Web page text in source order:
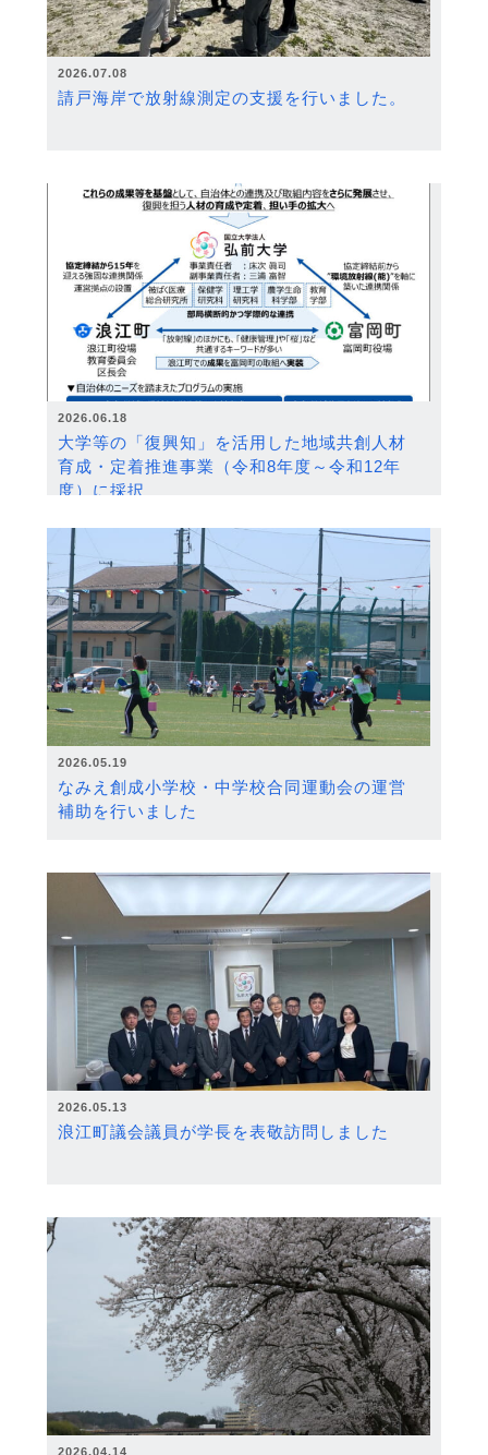
2026.07.08
請戸海岸で放射線測定の支援を行いました。
2026.06.18
大学等の「復興知」を活用した地域共創人材
育成・定着推進事業（令和8年度～令和12年
度）に採択
2026.05.19
なみえ創成小学校・中学校合同運動会の運営
補助を行いました
2026.05.13
浪江町議会議員が学長を表敬訪問しました
2026.04.14